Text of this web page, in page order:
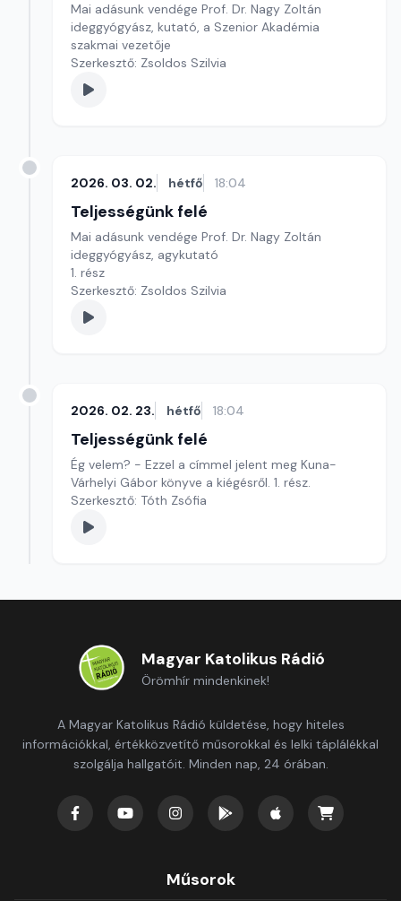
Mai adásunk vendége Prof. Dr. Nagy Zoltán
ideggyógyász, kutató, a Szenior Akadémia
szakmai vezetője
Szerkesztő: Zsoldos Szilvia
2026. 03. 02. hétfő 18:04
Teljességünk felé
Mai adásunk vendége Prof. Dr. Nagy Zoltán
ideggyógyász, agykutató
1. rész
Szerkesztő: Zsoldos Szilvia
2026. 02. 23. hétfő 18:04
Teljességünk felé
Ég velem? - Ezzel a címmel jelent meg Kuna-
Várhelyi Gábor könyve a kiégésről. 1. rész.
Szerkesztő: Tóth Zsófia
Magyar Katolikus Rádió
Örömhír mindenkinek!
A Magyar Katolikus Rádió küldetése, hogy hiteles
információkkal, értékközvetítő műsorokkal és lelki táplálékkal
szolgálja hallgatóit. Minden nap, 24 órában.
Műsorok